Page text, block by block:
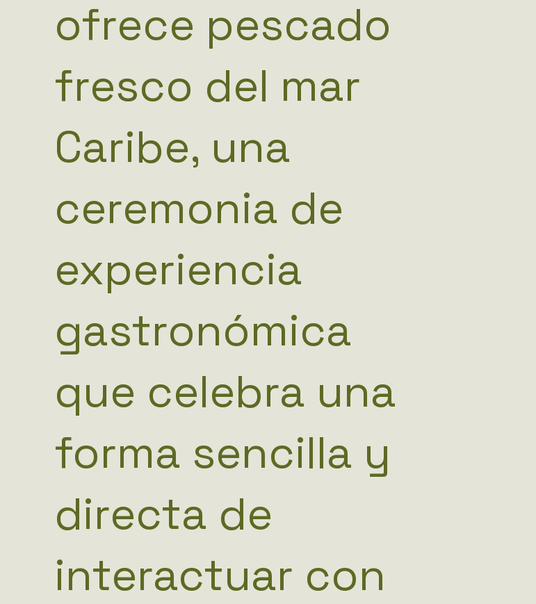
ofrece pescado
fresco del mar
Caribe, una
ceremonia de
experiencia
gastronómica
que celebra una
forma sencilla y
directa de
interactuar con